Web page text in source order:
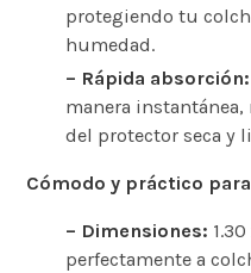
protegiendo tu
humedad.
– Rápida absorción:
manera
del protector seca y
Cómodo y práctico
– Dimensiones:
perfectamente a